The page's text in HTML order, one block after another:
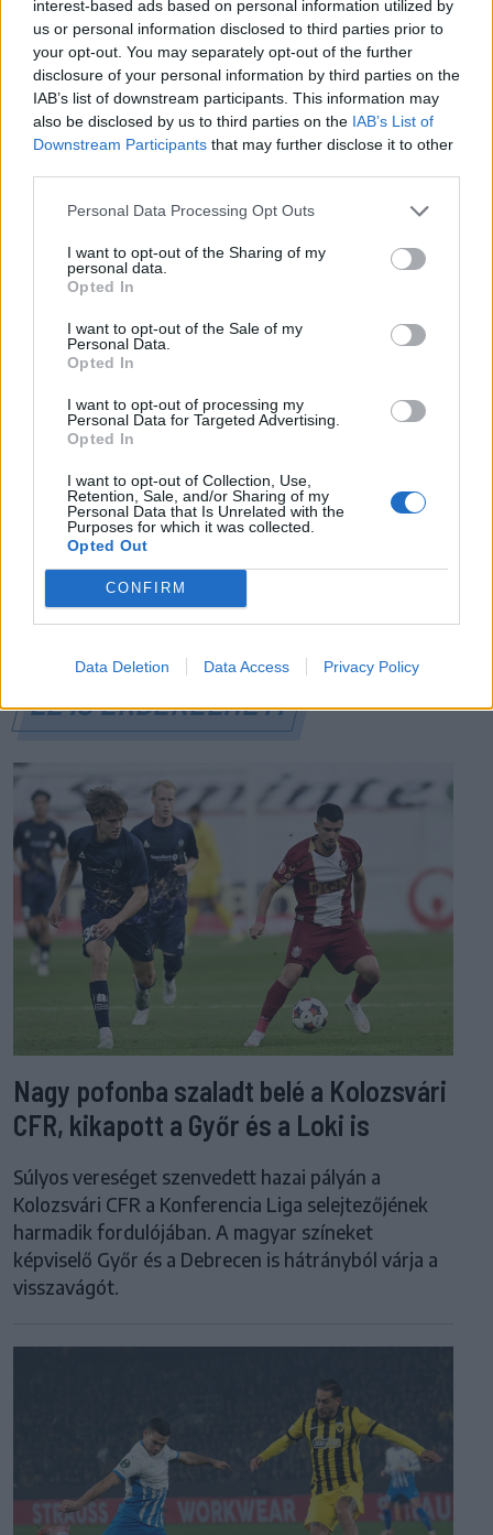
interest-based ads based on personal information utilized by
us or personal information disclosed to third parties prior to
your opt-out. You may separately opt-out of the further
disclosure of your personal information by third parties on the
IAB’s list of downstream participants. This information may
also be disclosed by us to third parties on the IAB’s List of
Downstream Participants that may further disclose it to other
Personal Data Processing Opt Outs
I want to opt-out of the Sharing of my
personal data.
Opted In
I want to opt-out of the Sale of my
Personal Data.
Opted In
I want to opt-out of processing my
Personal Data for Targeted Advertising.
Opted In
I want to opt-out of Collection, Use,
Retention, Sale, and/or Sharing of my
Personal Data that Is Unrelated with the
Purposes for which it was collected.
Opted Out
CONFIRM
Data Deletion Data Access Privacy Policy
FŐTÉR
A Román Rendőrség azt üzeni,
semmiképpen ne higgyenek a Román
Rendőrségnek – hírmix
További híreink: sziklát akart a Dunába robbantani a
hadsereg, egyelőre sikertelenül, az illetékes szerint
pedig semmiféle korlátozás nem lesz a lakossági
áramfogyasztásban.
EZ IS ÉRDEKELHETI
Nagy pofonba szaladt belé a Kolozsvári
CFR, kikapott a Győr és a Loki is
Súlyos vereséget szenvedett hazai pályán a
Kolozsvári CFR a Konferencia Liga selejtezőjének
harmadik fordulójában. A magyar színeket
képviselő Győr és a Debrecen is hátrányból várja a
visszavágót.